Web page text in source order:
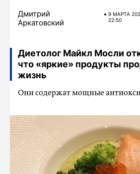
Дмитрий
Аркатовский
9 МАРТA
22:50
Диетолог Майкл Мосли
что «яркие» продукты
жизнь
Они содержат мощные